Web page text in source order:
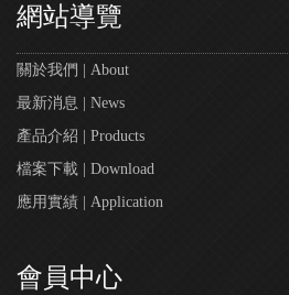
網站導覽
關於我們 | About
最新消息 | News
產品介紹 | Products
檔案下載 | Download
應用實績 | Application
會員中心